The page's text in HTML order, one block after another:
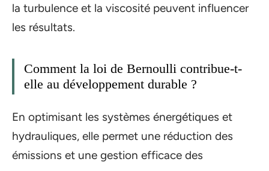
la turbulence et la viscosité peuvent influencer
les résultats.
Comment la loi de Bernoulli contribue-t-
elle au développement durable ?
En optimisant les systèmes énergétiques et
hydrauliques, elle permet une réduction des
émissions et une gestion efficace des